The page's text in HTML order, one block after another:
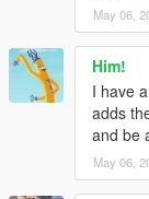
May 06,
Him!
I have
adds
and be
May 06,